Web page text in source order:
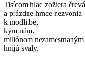
Tisícom hlad zožiera črevá
a prázdne hrnce nezvonia
k modlitbe,
kým nám:
miliónom nezamestnaným
hnijú svaly.